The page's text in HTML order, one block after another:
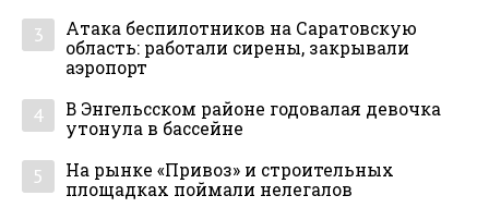
3
Атака беспилотников на Саратовскую
область: работали сирены, закрывали
аэропорт
4
В Энгельсском районе годовалая девочка
утонула в бассейне
5
На рынке «Привоз» и строительных
площадках поймали нелегалов